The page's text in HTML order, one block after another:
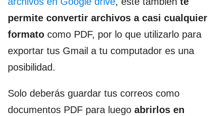
permite convertir archivos a casi cualquier
formato como PDF, por lo que utilizarlo para
exportar tus Gmail a tu computador es una
posibilidad.
Solo deberás guardar tus correos como
documentos PDF para luego abrirlos en